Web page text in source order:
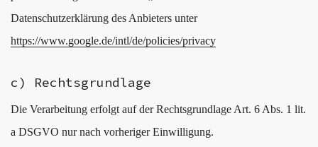
Datenschutzerklärung des Anbieters unter
https://www.google.de/intl/de/policies/privacy
c) Rechtsgrundlage
Die Verarbeitung erfolgt auf der Rechtsgrundlage Art. 6 Abs. 1 lit.
a DSGVO nur nach vorheriger Einwilligung.